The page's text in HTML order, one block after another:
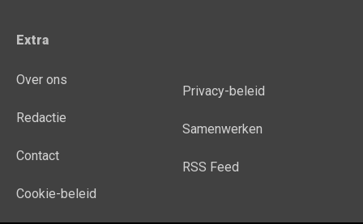
Extra
Over ons
Redactie
Contact
Cookie-beleid
Privacy-beleid
Samenwerken
RSS Feed